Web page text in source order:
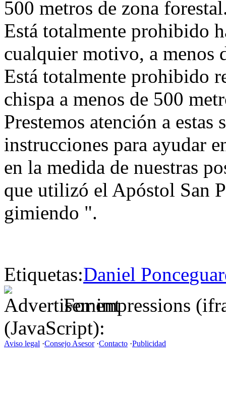
500 metros de zona
Está totalmente prohibido
cualquier motivo, a menos
Está totalmente prohibido
chispa a menos de 500
Prestemos atención a
instrucciones para ayudar
en la medida de nuestras
que utilizó el Apóstol San
gimiendo ".
Etiquetas:Daniel Ponce
For impressions
(JavaScript):
Aviso legal ·Consejo Asesor·Contacto ·Publicidad